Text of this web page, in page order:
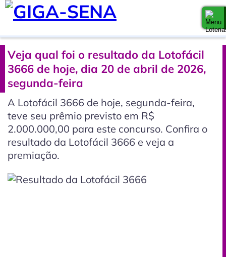
Veja qual foi o resultado da Lotofácil
3666 de hoje, dia 20 de abril de 2026,
segunda-feira
A Lotofácil 3666 de hoje, segunda-feira,
teve seu prêmio previsto em R$
2.000.000,00 para este concurso. Confira o
resultado da Lotofácil 3666 e veja a
premiação.